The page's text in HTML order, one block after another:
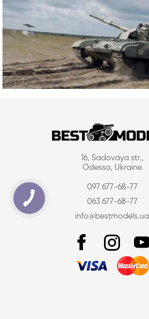
16, Sadovaya str.,
Odessa, Ukraine
097 677-68-77
063 677-68-77
info@bestmodels.ua